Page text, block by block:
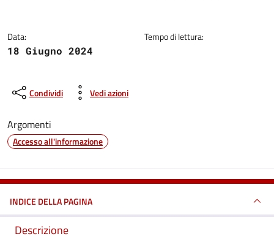
Data:
18 Giugno 2024
Tempo di lettura:
Condividi Vedi azioni
Argomenti
Accesso all'informazione
INDICE DELLA PAGINA
Descrizione